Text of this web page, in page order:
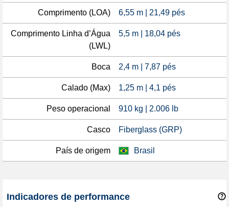
Comprimento (LOA) 6,55 m | 21,49 pés
Comprimento Linha d’Água
(LWL)
5,5 m | 18,04 pés
Boca 2,4 m | 7,87 pés
Calado (Max) 1,25 m | 4,1 pés
Peso operacional 910 kg | 2.006 lb
Casco Fiberglass (GRP)
País de origem Brasil
Indicadores de performance